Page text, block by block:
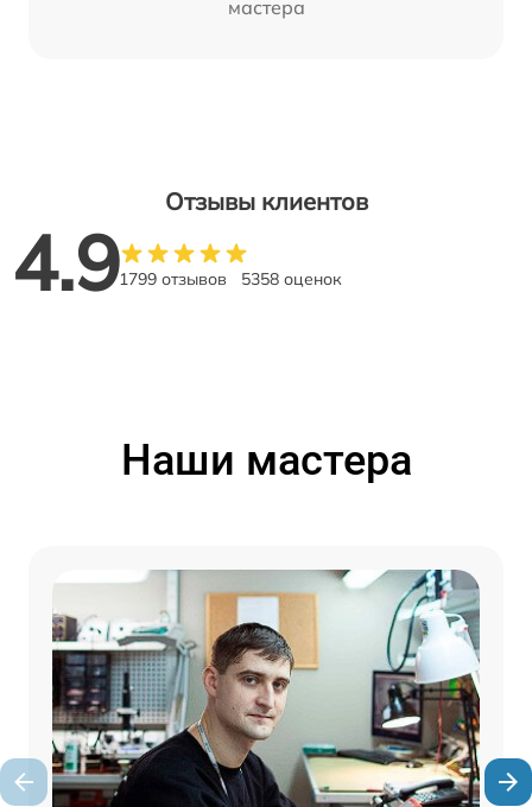
мастера
Отзывы клиентов
4.91799 отзывов 5358 оценок
Наши мастера